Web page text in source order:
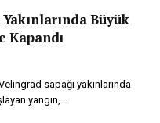
Büyük
Kapandı
sapağı yakınlarında
yangın,…